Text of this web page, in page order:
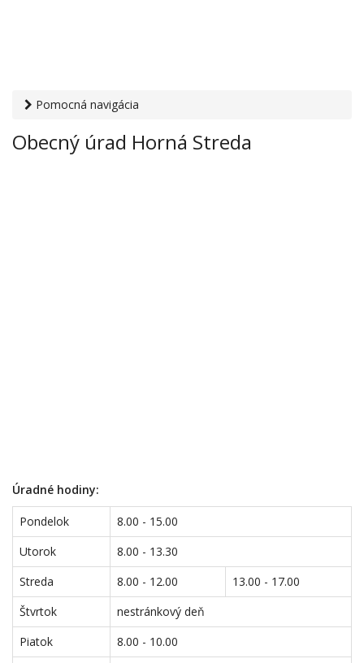
Pomocná navigácia
Obecný úrad Horná Streda
Obecný úrad Horná Streda
Úradné hodiny:
Pondelok
8.00 - 15.00
Utorok
8.00 - 13.30
Streda
8.00 - 12.00
13.00 - 17.00
Štvrtok
nestránkový deň
Piatok
8.00 - 10.00